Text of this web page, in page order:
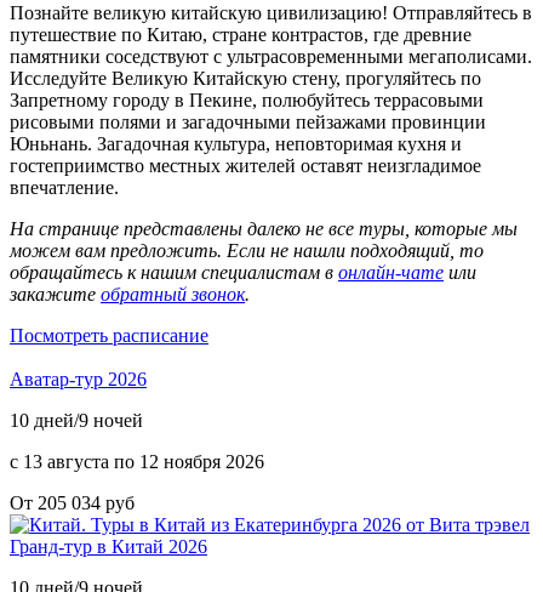
Познайте великую китайскую цивилизацию! Отправляйтесь в
путешествие по Китаю, стране контрастов, где древние
памятники соседствуют с ультрасовременными мегаполисами.
Исследуйте Великую Китайскую стену, прогуляйтесь по
Запретному городу в Пекине, полюбуйтесь террасовыми
рисовыми полями и загадочными пейзажами провинции
Юньнань. Загадочная культура, неповторимая кухня и
гостеприимство местных жителей оставят неизгладимое
впечатление.
На странице представлены далеко не все туры, которые мы
можем вам предложить. Если не нашли подходящий, то
обращайтесь к нашим специалистам в онлайн-чате или
закажите обратный звонок.
Посмотреть расписание
Аватар-тур 2026
10 дней/9 ночей
с 13 августа по 12 ноября 2026
От 205 034 руб
Гранд-тур в Китай 2026
10 дней/9 ночей